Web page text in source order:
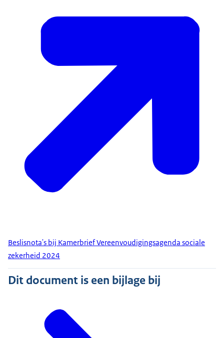
Beslisnota's bij Kamerbrief Vereenvoudigingsagenda sociale
zekerheid 2024
Dit document is een bijlage bij